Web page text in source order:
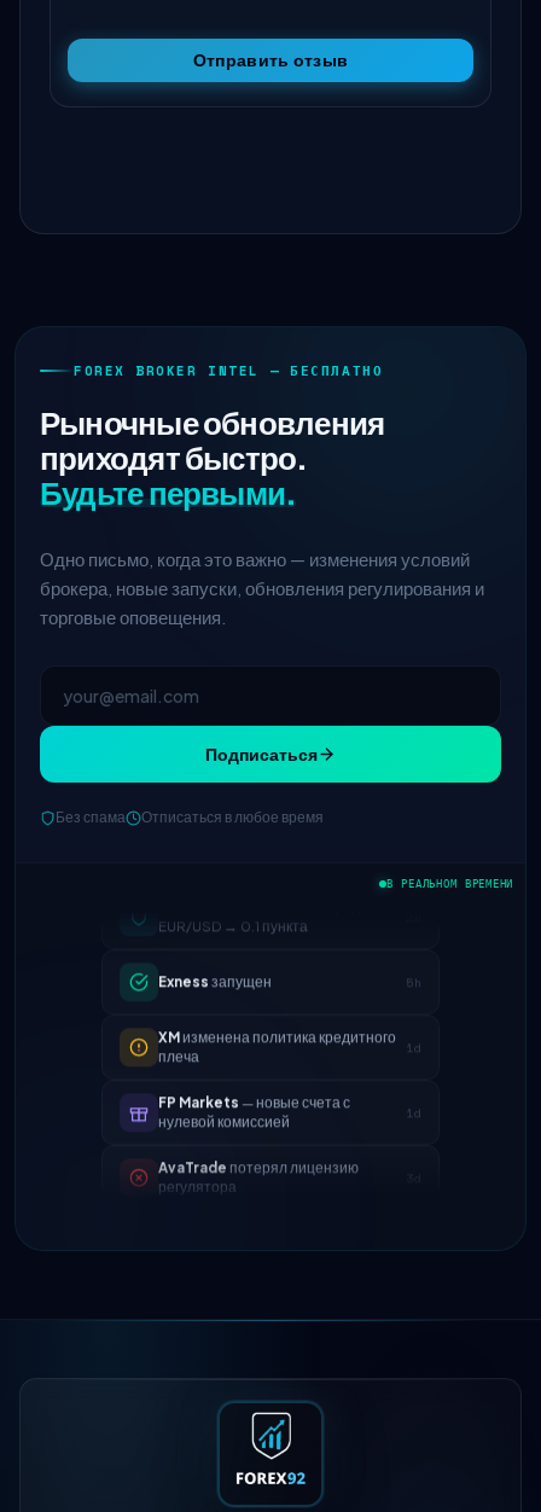
Отправить отзыв
FOREX BROKER INTEL — БЕСПЛАТНО
Рыночные обновления
приходят быстро.
Будьте первыми.
Одно письмо, когда это важно — изменения условий
брокера, новые запуски, обновления регулирования и
торговые оповещения.
Подписаться
Без спама Отписаться в любое время
В РЕАЛЬНОМ ВРЕМЕНИ
Exnessзапущен
XMизменена политика кредитного
1d
FP Markets— новые счета с
нулевой комиссией
1d
AvaTradeпотерял лицензию
регулятора
3d
Tickmillскорость вывода теперь 24
часа
2h
— новые счета с
нулевой комиссией
AvaTradeпотерял лицензию